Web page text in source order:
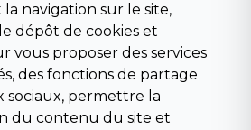
navigation sur le site,
dépôt de cookies et
vous proposer des services
des fonctions de partage
sociaux, permettre la
du contenu du site et